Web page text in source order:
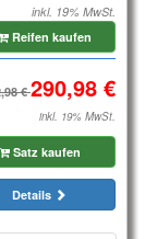
inkl. 19% MwSt.
Reifen kaufen
inkl. 19% MwSt.
Satz kaufen
Details